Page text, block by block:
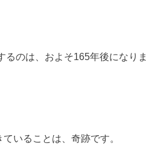
のは、およそ165年後になりま
いることは、奇跡です。